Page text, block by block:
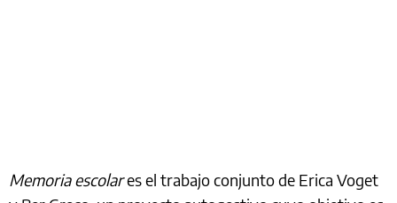
Memoria escolares el trabajo conjunto de Erica Voget